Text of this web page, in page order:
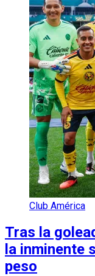
Club América
Tras la
la inminente
peso